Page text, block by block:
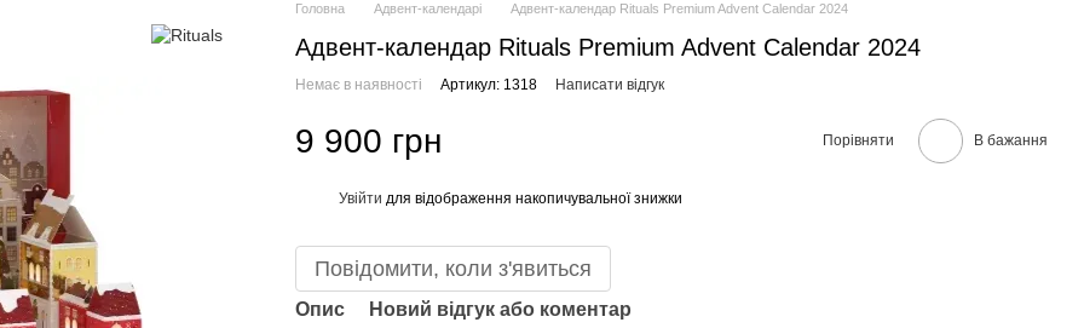
Головна Адвент-календарі Адвент-календар Rituals Premium Advent Calendar 2024
Адвент-календар Rituals Premium Advent Calendar 2024
Немає в наявності Артикул: 1318 Написати відгук
9 900 грн Порівняти В бажання
Увійти для відображення накопичувальної знижки
Повідомити, коли з'явиться
Опис Новий відгук або коментар